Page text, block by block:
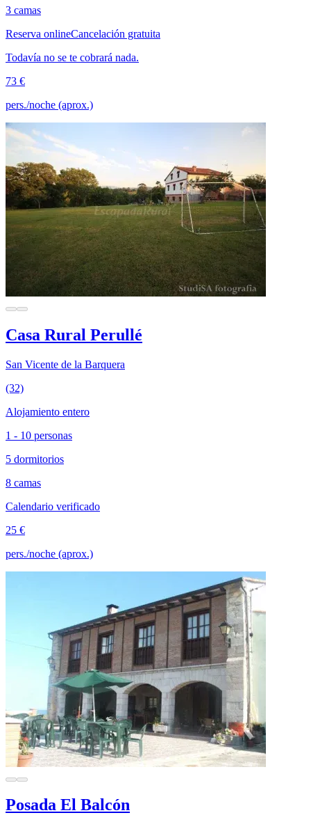
3 camas
Reserva onlineCancelación gratuita
Todavía no se te cobrará nada.
73 €
pers./noche (aprox.)
Casa Rural Perullé
San Vicente de la Barquera
(32)
Alojamiento entero
1 - 10 personas
5 dormitorios
8 camas
Calendario verificado
25 €
pers./noche (aprox.)
Posada El Balcón